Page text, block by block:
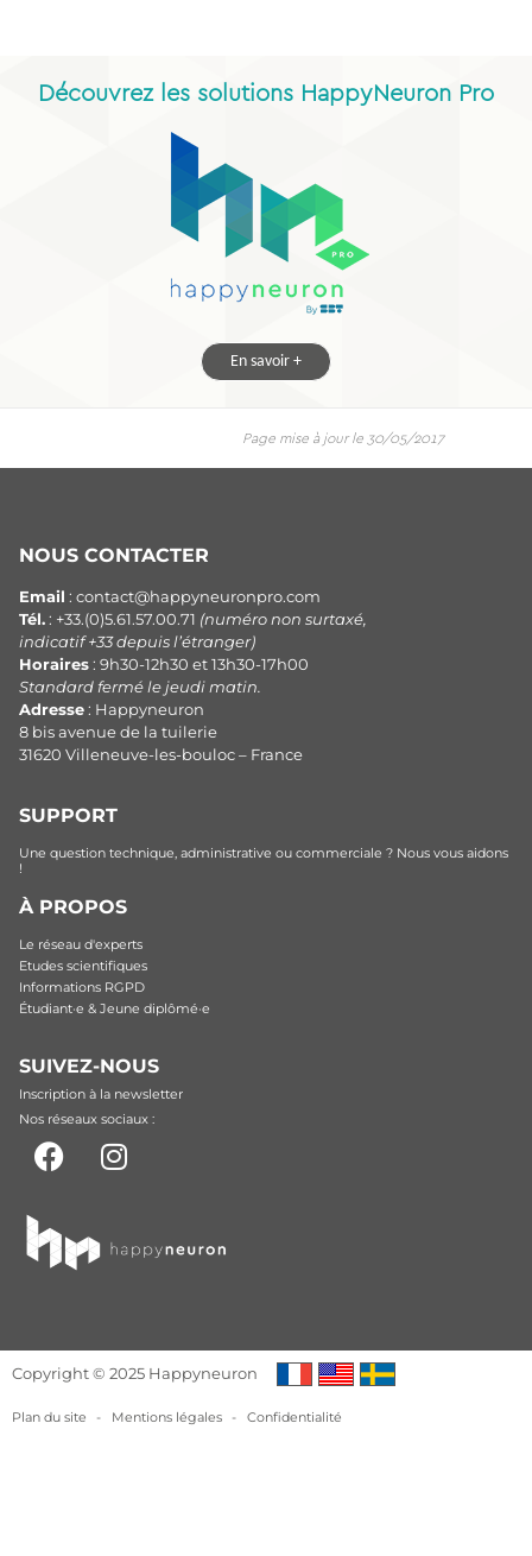
Découvrez les solutions HappyNeuron Pro
En savoir +
Page mise à jour le 30/05/2017
NOUS CONTACTER
Email : contact@happyneuronpro.com
Tél. : +33.(0)5.61.57.00.71 (numéro non surtaxé,
indicatif +33 depuis l’étranger)
Horaires : 9h30-12h30 et 13h30-17h00
Standard fermé le jeudi matin.
Adresse : Happyneuron
8 bis avenue de la tuilerie
31620 Villeneuve-les-bouloc – France
SUPPORT
Une question technique, administrative ou commerciale ? Nous vous aidons
!
À PROPOS
Le réseau d'experts
Etudes scientifiques
Informations RGPD
Étudiant·e & Jeune diplômé·e
SUIVEZ-NOUS
Inscription à la newsletter
Nos réseaux sociaux :
Copyright © 2025 Happyneuron
Plan du site - Mentions légales - Confidentialité